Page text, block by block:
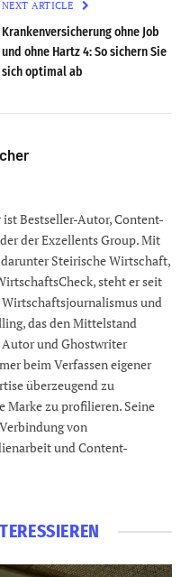
NEXT ARTICLE
Krankenversicherung ohne Job
und ohne Hartz 4: So sichern Sie
sich optimal ab
ist Bestseller-Autor, Content-
der Exzellents Group. Mit
Steirische Wirtschaft,
steht er seit
und
das den Mittelstand
und Ghostwriter
beim Verfassen eigener
überzeugend zu
Marke zu profilieren. Seine
von
und Content-